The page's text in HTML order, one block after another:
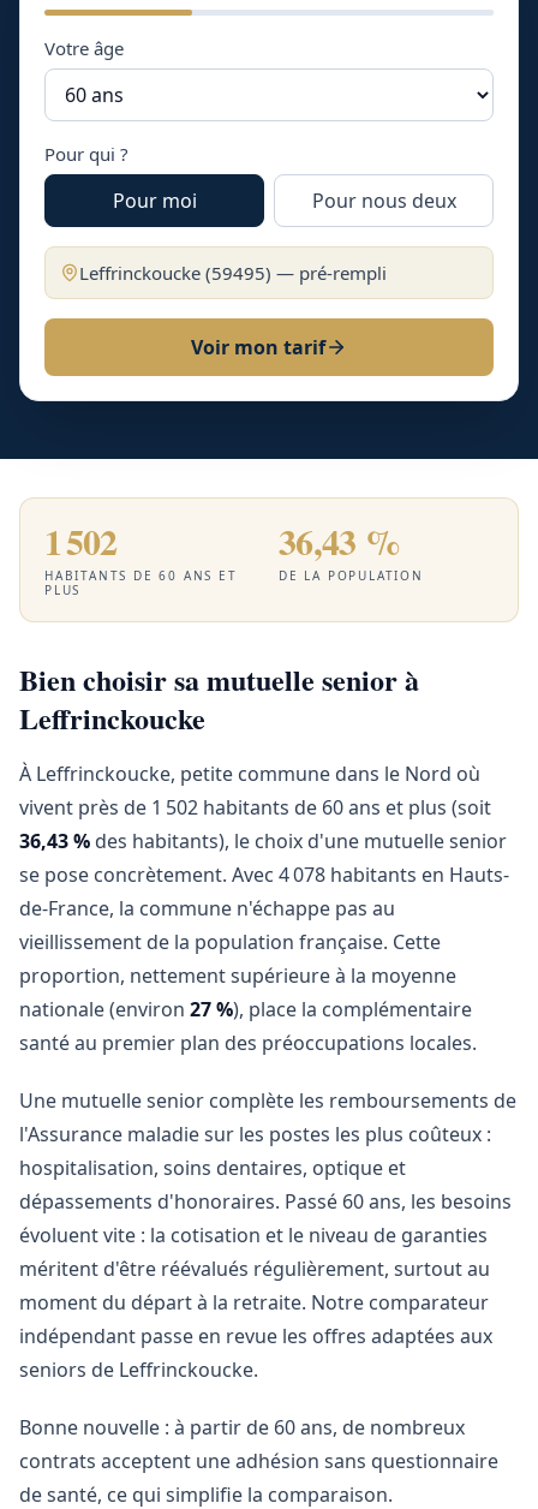
Votre âge
Pour qui ?
Pour moi Pour nous deux
Leffrinckoucke (59495) — pré-rempli
Voir mon tarif
1 502
HABITANTS DE 60 ANS ET
PLUS
36,43 %
DE LA POPULATION
Bien choisir sa mutuelle senior à
Leffrinckoucke
À Leffrinckoucke, petite commune dans le Nord où
vivent près de 1 502 habitants de 60 ans et plus (soit
36,43 % des habitants), le choix d'une mutuelle senior
se pose concrètement. Avec 4 078 habitants en Hauts-
de-France, la commune n'échappe pas au
vieillissement de la population française. Cette
proportion, nettement supérieure à la moyenne
nationale (environ 27 %), place la complémentaire
santé au premier plan des préoccupations locales.
Une mutuelle senior complète les remboursements de
l'Assurance maladie sur les postes les plus coûteux :
hospitalisation, soins dentaires, optique et
dépassements d'honoraires. Passé 60 ans, les besoins
évoluent vite : la cotisation et le niveau de garanties
méritent d'être réévalués régulièrement, surtout au
moment du départ à la retraite. Notre comparateur
indépendant passe en revue les offres adaptées aux
seniors de Leffrinckoucke.
Bonne nouvelle : à partir de 60 ans, de nombreux
contrats acceptent une adhésion sans questionnaire
de santé, ce qui simplifie la comparaison.